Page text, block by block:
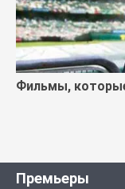
Фильмы,
Премьеры